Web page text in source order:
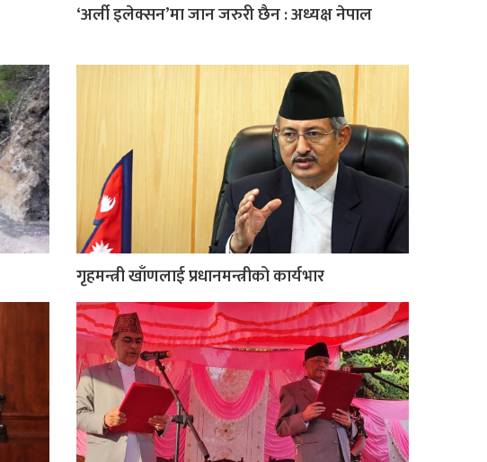
‘अर्ली इलेक्सन’मा जान जरुरी छैन : अध्यक्ष नेपाल
गृहमन्त्री खाँणलाई प्रधानमन्त्रीको कार्यभार